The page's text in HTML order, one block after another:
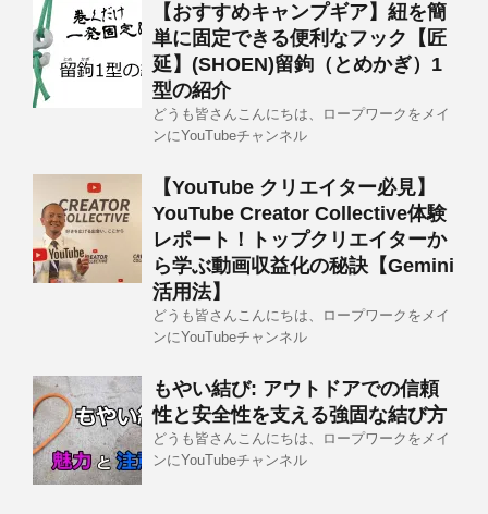
【おすすめキャンプギア】紐を簡
単に固定できる便利なフック【匠
延】(SHOEN)留鉤（とめかぎ）1
型の紹介
どうも皆さんこんにちは、ロープワークをメイ
ンにYouTubeチャンネル
【YouTube クリエイター必見】
YouTube Creator Collective体験
レポート！トップクリエイターか
ら学ぶ動画収益化の秘訣【Gemini
活用法】
どうも皆さんこんにちは、ロープワークをメイ
ンにYouTubeチャンネル
もやい結び: アウトドアでの信頼
性と安全性を支える強固な結び方
どうも皆さんこんにちは、ロープワークをメイ
ンにYouTubeチャンネル